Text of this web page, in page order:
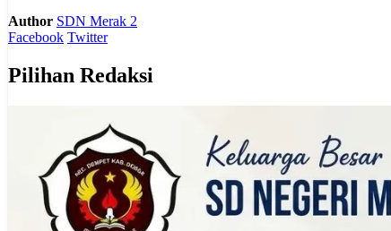
Author SDN Merak 2
Facebook Twitter
Pilihan Redaksi